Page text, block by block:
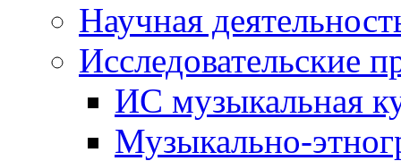
Научная
Исследовательские
ИС музыкальная
Музыкально-